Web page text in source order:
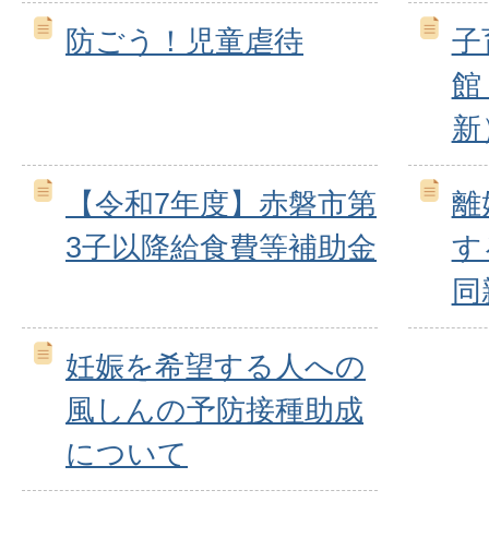
防ごう！児童虐待
子
館
新
【令和7年度】赤磐市第
3子以降給食費等補助金
離
す
妊娠を希望する人への
風しんの予防接種助成
について